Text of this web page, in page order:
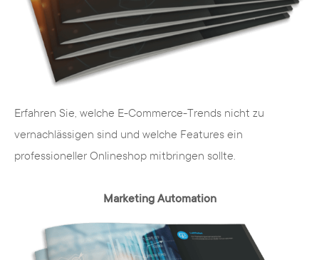
Erfahren Sie, welche E-Commerce-Trends nicht zu
vernachlässigen sind und welche Features ein
professioneller Onlineshop mitbringen sollte.
Marketing Automation